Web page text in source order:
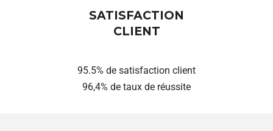
SATISFACTION
CLIENT
95.5% de satisfaction client
96,4% de taux de réussite